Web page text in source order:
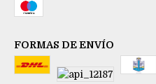
FORMAS DE ENVÍO